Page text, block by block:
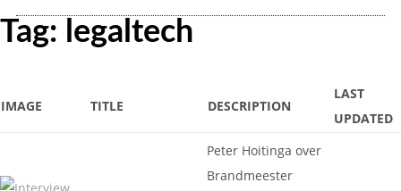
Tag: legaltech
IMAGE TITLE DESCRIPTION
LAST
UPDATED
Peter Hoitinga over
Brandmeester